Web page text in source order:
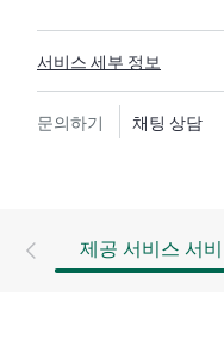
해 도움을 받을 수 있
텍스트에서 하드웨어
보유한 전문 기술 리
HPE Tech Care 서비
안에 대한 일반 기술
서비스 세부 정보
문의하기 채팅 상담
제공 서비스 서